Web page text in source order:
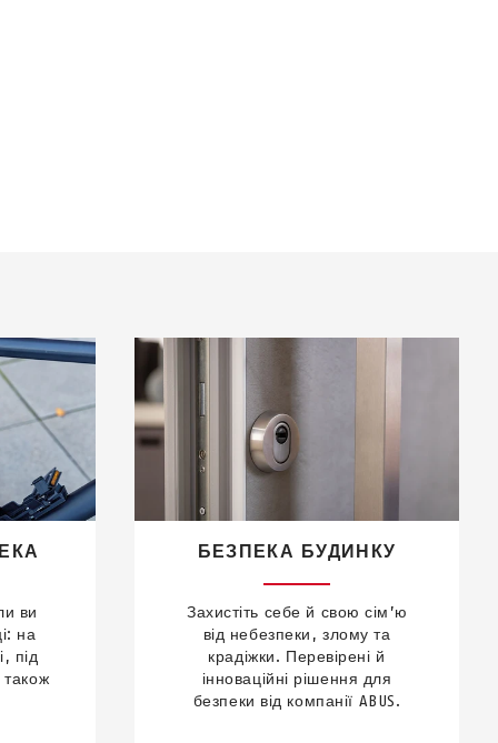
ви
на
під
також
БЕЗПЕКА БУДИНКУ
Захистіть себе й свою сім’ю
від небезпеки, злому та
крадіжки. Перевірені й
інноваційні рішення для
безпеки від компанії ABUS.